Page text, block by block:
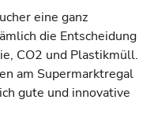
eine ganz
die Entscheidung
CO2 und Plastikmüll.
am Supermarktregal
gute und innovative